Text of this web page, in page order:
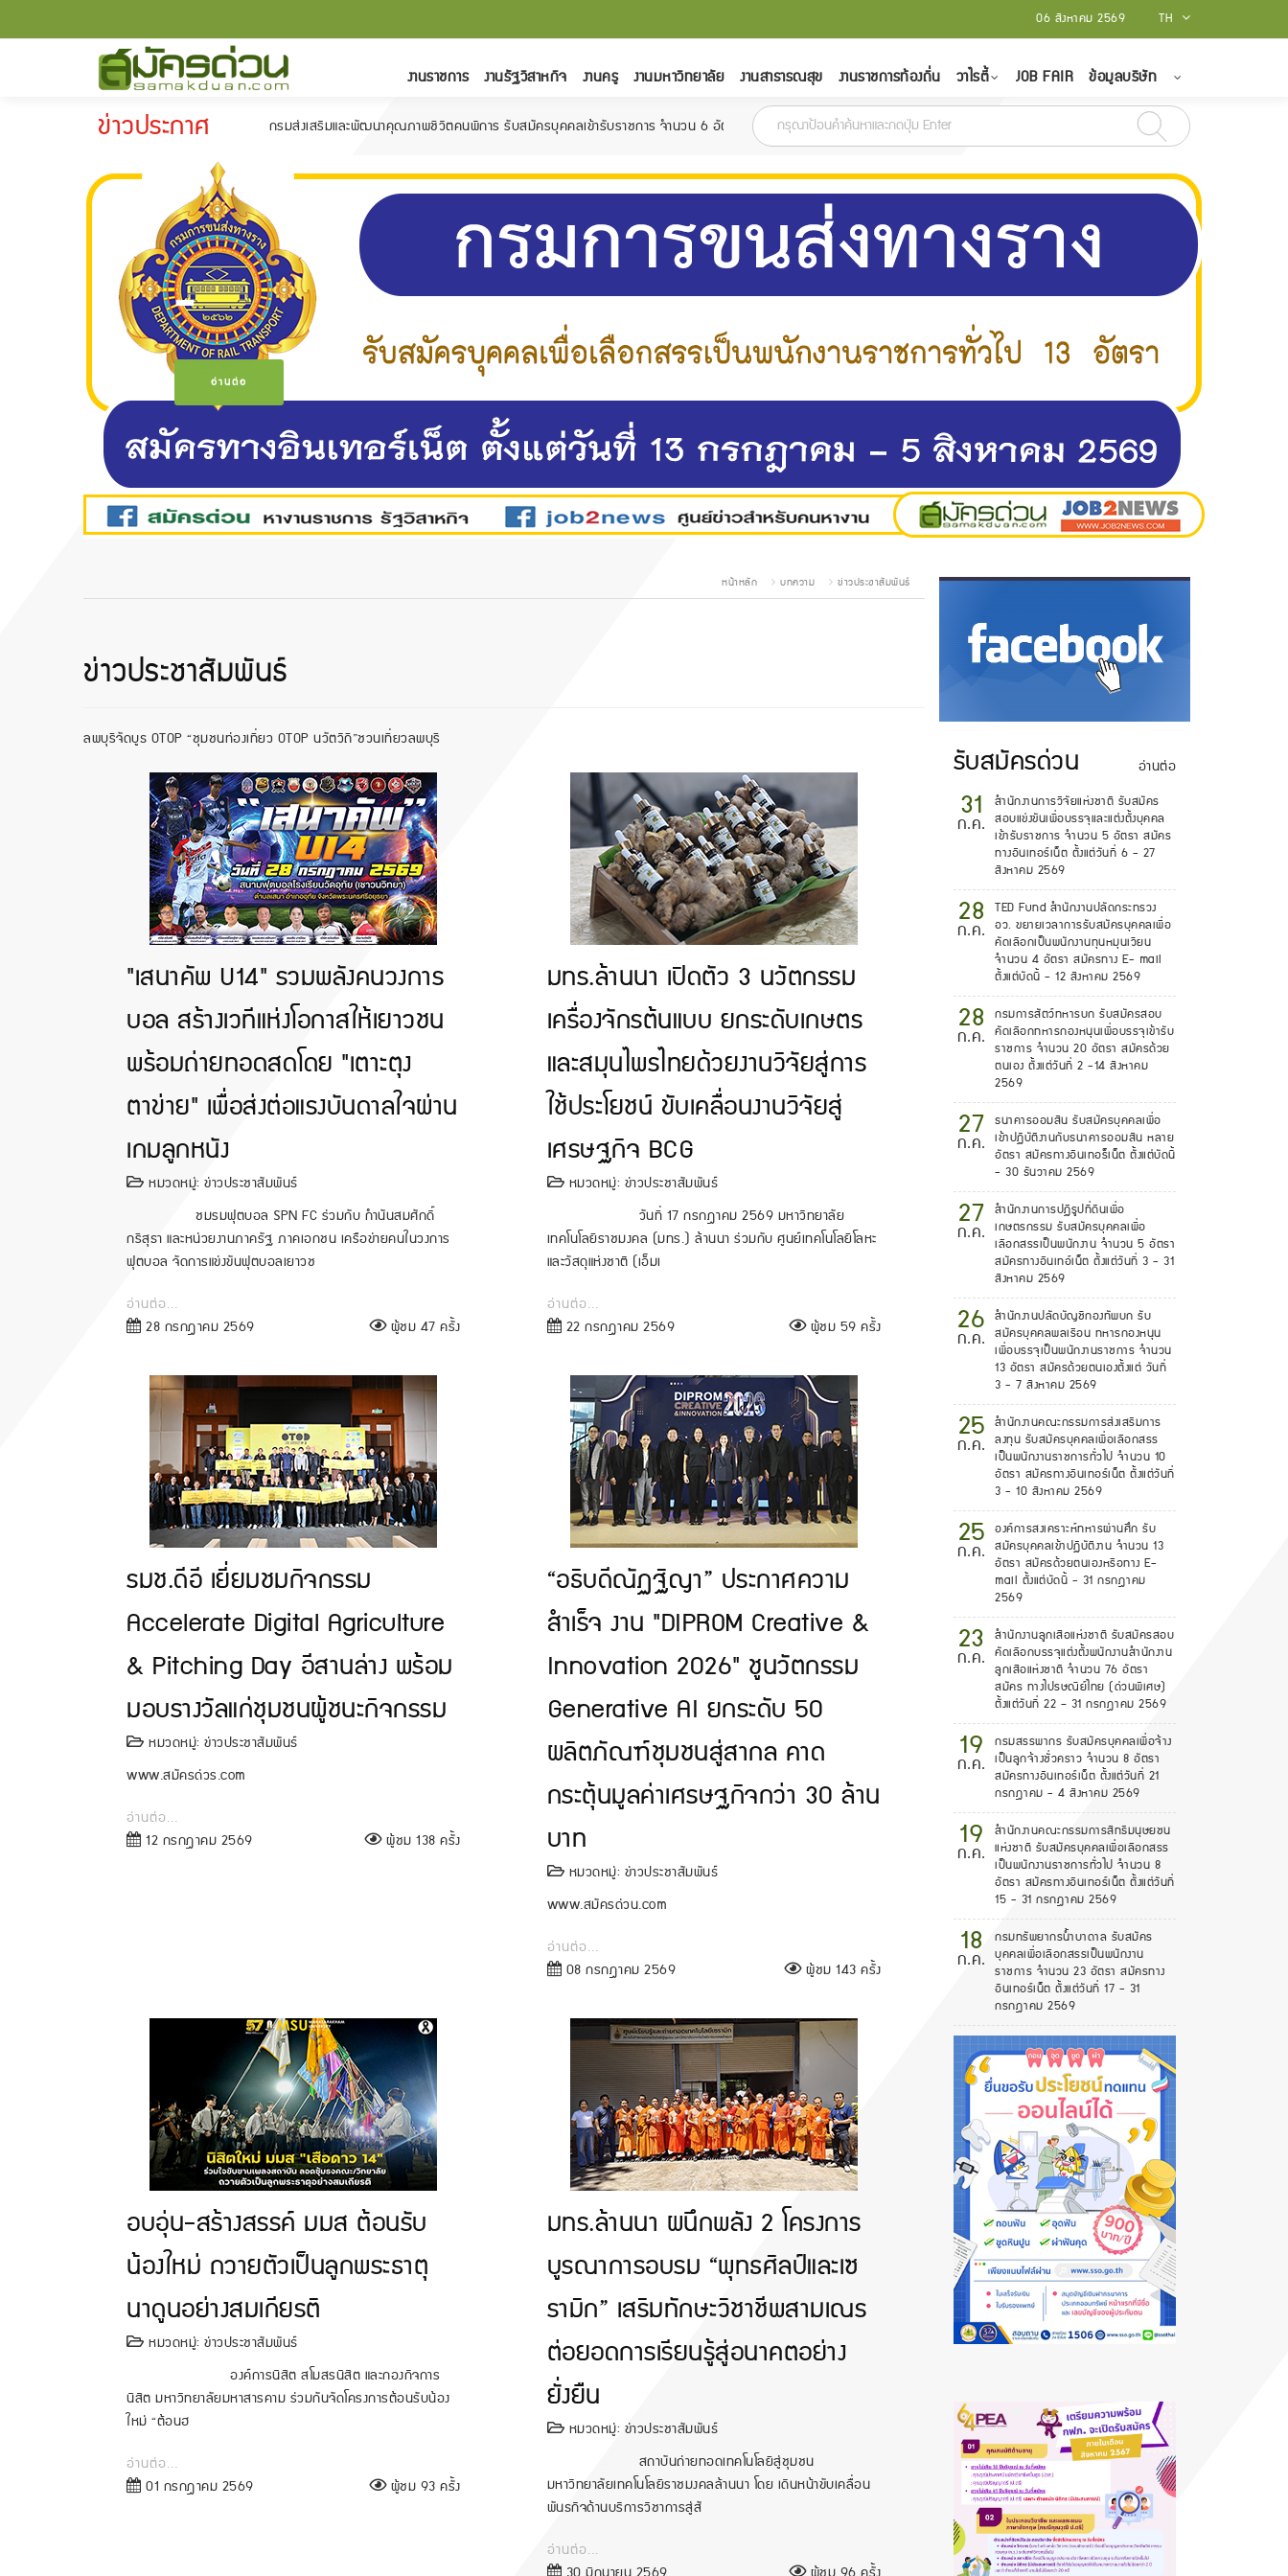
TH
06 สิงหาคม 2569
งานราชการ งานรัฐวิสาหกิจ งานครู งานมหาวิทยาลัย งานสาธารณสุข งานราชการท้องถิ่น วาไรตี้ JOB FAIR ข้อมูลบริษัท
ข่าวประกาศกรมส่งเสริมและพัฒนาคุณภาพชีวิตคนพิการ รับสมัครบุคคลเข้ารับราชการ จำนวน 6 อัตรา สมัครตั้งแต่วันที่ 18 กุมภาพันธ์ - 15 มีนาคม 2565 สถาบันบัณฑิตพัฒนศิลป์ รับสมัครบุคคลเป็นพนักงานราชกา
-
อ่านต่อ
หน้าหลัก บทความ ข่าวประชาสัมพันธ์
ข่าวประชาสัมพันธ์
ลพบุรีจัดบูธ OTOP “ชุมชนท่องเที่ยว OTOP นวัตวิถี”ชวนเที่ยวลพบุรี
"เสนาคัพ U14" รวมพลังคนวงการ
บอล สร้างเวทีแห่งโอกาสให้เยาวชน
พร้อมถ่ายทอดสดโดย "เตาะตุง
ตาข่าย" เพื่อส่งต่อแรงบันดาลใจผ่าน
เกมลูกหนัง
หมวดหมู่: ข่าวประชาสัมพันธ์
ชมรมฟุตบอล SPN FC ร่วมกับ กำนันสมศักดิ์
กรีสุธา และหน่วยงานภาครัฐ ภาคเอกชน เครือข่ายคนในวงการ
ฟุตบอล จัดการแข่งขันฟุตบอลเยาวช
อ่านต่อ...
28 กรกฎาคม 2569
ผู้ชม 47 ครั้ง
มทร.ล้านนา เปิดตัว 3 นวัตกรรม
เครื่องจักรต้นแบบ ยกระดับเกษตร
และสมุนไพรไทยด้วยงานวิจัยสู่การ
ใช้ประโยชน์ ขับเคลื่อนงานวิจัยสู่
เศรษฐกิจ BCG
หมวดหมู่: ข่าวประชาสัมพันธ์
วันที่ 17 กรกฎาคม 2569 มหาวิทยาลัย
เทคโนโลยีราชมงคล (มทร.) ล้านนา ร่วมกับ ศูนย์เทคโนโลยีโลหะ
และวัสดุแห่งชาติ (เอ็มเ
อ่านต่อ...
22 กรกฎาคม 2569
ผู้ชม 59 ครั้ง
รมช.ดีอี เยี่ยมชมกิจกรรม
Accelerate Digital Agriculture
& Pitching Day อีสานล่าง พร้อม
มอบรางวัลแก่ชุมชนผู้ชนะกิจกรรม
หมวดหมู่: ข่าวประชาสัมพันธ์
www.สมัครด่วร.com
อ่านต่อ...
12 กรกฎาคม 2569
ผู้ชม 138 ครั้ง
“อธิบดีณัฏฐิญา” ประกาศความ
สำเร็จ งาน "DIPROM Creative &
Innovation 2026" ชูนวัตกรรม
Generative AI ยกระดับ 50
ผลิตภัณฑ์ชุมชนสู่สากล คาด
กระตุ้นมูลค่าเศรษฐกิจกว่า 30 ล้าน
บาท
หมวดหมู่: ข่าวประชาสัมพันธ์
www.สมัครด่วน.com
อ่านต่อ...
08 กรกฎาคม 2569
ผู้ชม 143 ครั้ง
อบอุ่น-สร้างสรรค์ มมส ต้อนรับ
น้องใหม่ ถวายตัวเป็นลูกพระธาตุ
นาดูนอย่างสมเกียรติ
หมวดหมู่: ข่าวประชาสัมพันธ์
องค์การนิสิต สโมสรนิสิต และกองกิจการ
นิสิต มหาวิทยาลัยมหาสารคาม ร่วมกันจัดโครงการต้อนรับน้อง
ใหม่ “ต้อนฮ
อ่านต่อ...
01 กรกฎาคม 2569
ผู้ชม 93 ครั้ง
มทร.ล้านนา ผนึกพลัง 2 โครงการ
บูรณาการอบรม “พุทธศิลป์และเซ
รามิก” เสริมทักษะวิชาชีพสามเณร
ต่อยอดการเรียนรู้สู่อนาคตอย่าง
ยั่งยืน
หมวดหมู่: ข่าวประชาสัมพันธ์
สถาบันถ่ายทอดเทคโนโลยีสู่ชุมชน
มหาวิทยาลัยเทคโนโลยีราชมงคลล้านนา โดย เดินหน้าขับเคลื่อน
พันธกิจด้านบริการวิชาการสู่สั
อ่านต่อ...
.
รับสมัครด่วน อ่านต่อ
31
ก.ค.
สำนักงานการวิจัยแห่งชาติ รับสมัคร
สอบแข่งขันเพื่อบรรจุและแต่งตั้งบุคคล
เข้ารับราชการ จำนวน 5 อัตรา สมัคร
ทางอินเทอร์เน็ต ตั้งแต่วันที่ 6 - 27
สิงหาคม 2569
28
ก.ค.
TED Fund สำนักงานปลัดกระทรวง
อว. ขยายเวลาการรับสมัครบุคคลเพื่อ
คัดเลือกเป็นพนักงานทุนหมุนเวียน
จำนวน 4 อัตรา สมัครทาง E- mail
ตั้งแต่บัดนี้ - 12 สิงหาคม 2569
28
ก.ค.
กรมการสัตว์ทหารบก รับสมัครสอบ
คัดเลือกทหารกองหนุนเพื่อบรรจุเข้ารับ
ราชการ จำนวน 20 อัตรา สมัครด้วย
ตนเอง ตั้งแต่วันที่ 2 -14 สิงหาคม
2569
27
ก.ค.
ธนาคารออมสิน รับสมัครบุคคลเพื่อ
เข้าปฏิบัติงานกับธนาคารออมสิน หลาย
อัตรา สมัครทางอินเทอร็เน็ต ตั้งแต่บัดนี้
- 30 ธันวาคม 2569
27
ก.ค.
สำนักงานการปฏิรูปที่ดินเพื่อ
เกษตรกรรม รับสมัครบุคคลเพื่อ
เลือกสรรเป็นพนักงาน จำนวน 5 อัตรา
สมัครทางอินเทอ์เน็ต ตั้งแต่วันที่ 3 - 31
สิงหาคม 2569
26
ก.ค.
สำนักงานปลัดบัญชีกองทัพบก รับ
สมัครบุคคลพลเรือน ทหารกองหนุน
เพื่อบรรจุเป็นพนักงานราชการ จำนวน
13 อัตรา สมัครด้วยตนเองตั้งแต่ วันที่
3 - 7 สิงหาคม 2569
25
ก.ค.
สำนักงานคณะกรรมการส่งเสริมการ
ลงทุน รับสมัครบุคคลเพื่อเลือกสรร
เป็นพนักงานราชการทั่วไป จำนวน 10
อัตรา สมัครทางอินเทอร์เน็ต ตั้งแต่วันที่
3 - 10 สิงหาคม 2569
25
ก.ค.
องค์การสงเคราะห์ทหารผ่านศึก รับ
สมัครบุคคลเข้าปฏิบัติงาน จำนวน 13
อัตรา สมัครด้วยตนเองหรือทาง E-
mail ตั้งแต่บัดนี้ - 31 กรกฎาคม
2569
23
ก.ค.
สํานักงานลูกเสือแห่งชาติ รับสมัครสอบ
คัดเลือกบรรจุแต่งตั้งพนักงานสํานักงาน
ลูกเสือแห่งชาติ จำนวน 76 อัตรา
สมัคร ทางไปรษณีย์ไทย (ด่วนพิเศษ)
ตั้งแต่วันที่ 22 – 31 กรกฎาคม 2569
19
ก.ค.
กรมสรรพากร รับสมัครบุคคลเพื่อจ้าง
เป็นลูกจ้างชั่วคราว จำนวน 8 อัตรา
สมัครทางอินเทอร์เน็ต ตั้งแต่วันที่ 21
กรกฎาคม - 4 สิงหาคม 2569
19
ก.ค.
สำนักงานคณะกรรมการสิทธิมนุษยชน
แห่งชาติ รับสมัครบุคคลเพื่อเลือกสรร
เป็นพนักงานราชการทั่วไป จำนวน 8
อัตรา สมัครทางอินเทอร์เน็ต ตั้งแต่วันที่
15 - 31 กรกฎาคม 2569
18
ก.ค.
กรมทรัพยากรน้ำบาดาล รับสมัคร
บุคคลเพื่อเลือกสรรเป็นพนักงาน
ราชการ จำนวน 23 อัตรา สมัครทาง
อินเทอร์เน็ต ตั้งแต่วันที่ 17 - 31
กรกฎาคม 2569